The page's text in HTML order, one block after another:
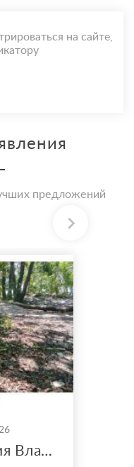
на сайте,
предложений
Таценко Евгения Владимировна / кот Беспородный